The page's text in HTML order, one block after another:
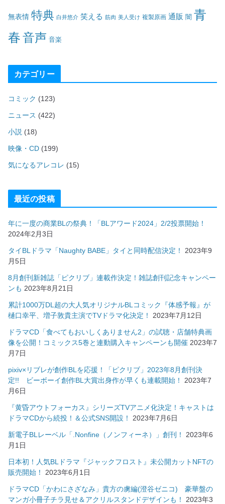
無表情 特典 白井悠介 笑える 筋肉 美人受け 複製原画 通販 闇 青
春音声 音楽
カテゴリー
コミック (123)
ニュース (422)
小説 (18)
映像・CD (199)
気になるアレコレ (15)
最近の投稿
年に一度の商業BLの祭典！「BLアワード2024」2/2投票開始！
2024年2月3日
タイBLドラマ「Naughty BABE」タイと同時配信決定！
2023年9
月5日
8月創刊新雑誌「ピクリブ」連載作決定！雑誌創刊記念キャンペー
ンも 2023年8月21日
累計1000万DL超の大人気オリジナルBLコミック『体感予報』が
樋口幸平、増子敦貴主演でTVドラマ化決定！
2023年7月12日
ドラマCD「食べてもおいしくありません2」の試聴・店舗特典画
像を公開！コミックス5巻と連動購入キャンペーンも開催 2023年7
月7日
pixiv×リブレが創作BLを応援！「ピクリブ」2023年8月創刊決
定!! ビーボーイ創作BL大賞出身作が早くも連載開始！
2023年7
月6日
『黄昏アウトフォーカス』シリーズTVアニメ化決定！キャストは
ドラマCDから続投！＆公式SNS開設！
2023年7月6日
新電子BLレーベル「.Nonfine（ノンフィーネ）」創刊！
2023年6
月1日
日本初！人気BLドラマ『ジャックフロスト』未公開カットNFTの
販売開始！
2023年6月1日
ドラマCD「かわにさざなみ」貴方の虜編(澄谷ゼニコ) 豪華盤の
マンガ小冊子チラ見せ＆アクリルスタンドデザインも！
2023年3